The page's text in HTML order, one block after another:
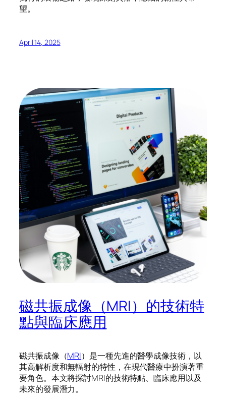
望。
April 14, 2025
磁共振成像（MRI）的技術特
點與臨床應用
磁共振成像（MRI）是一種先進的醫學成像技術，以
其高解析度和無輻射的特性，在現代醫療中扮演著重
要角色。本文將探討MRI的技術特點、臨床應用以及
未來的發展潛力。